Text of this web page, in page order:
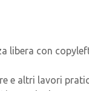
libera con
e altri lavori